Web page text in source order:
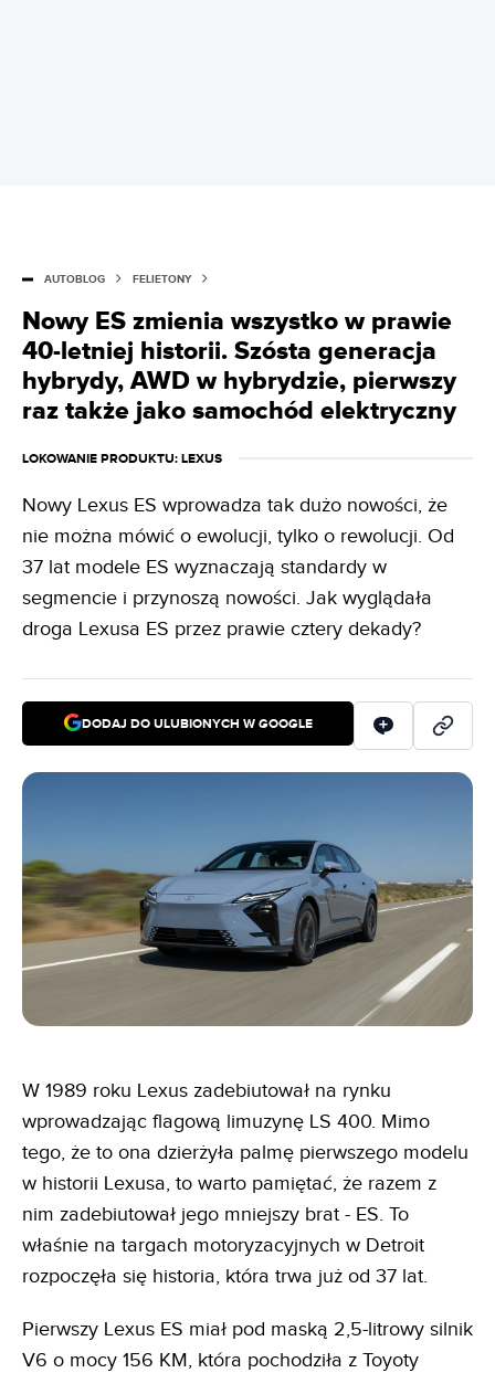
AUTOBLOG FELIETONY
Nowy ES zmienia wszystko w prawie
40-letniej historii. Szósta generacja
hybrydy, AWD w hybrydzie, pierwszy
raz także jako samochód elektryczny
LOKOWANIE PRODUKTU: LEXUS
Nowy Lexus ES wprowadza tak dużo nowości, że
nie można mówić o ewolucji, tylko o rewolucji. Od
37 lat modele ES wyznaczają standardy w
segmencie i przynoszą nowości. Jak wyglądała
droga Lexusa ES przez prawie cztery dekady?
DODAJ DO ULUBIONYCH W GOOGLE
W 1989 roku Lexus zadebiutował na rynku
wprowadzając flagową limuzynę LS 400. Mimo
tego, że to ona dzierżyła palmę pierwszego modelu
w historii Lexusa, to warto pamiętać, że razem z
nim zadebiutował jego mniejszy brat - ES. To
właśnie na targach motoryzacyjnych w Detroit
rozpoczęła się historia, która trwa już od 37 lat.
Pierwszy Lexus ES miał pod maską 2,5-litrowy silnik
V6 o mocy 156 KM, która pochodziła z Toyoty